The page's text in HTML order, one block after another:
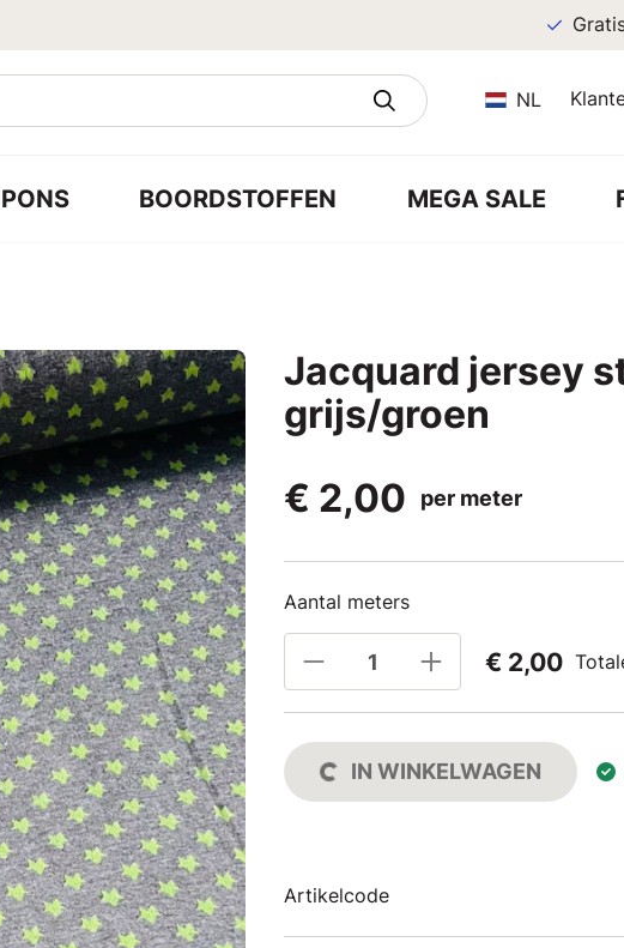
NL
BOORDSTOFFEN MEGA SALE
Jacquard jersey
grijs/groen
€ 2,00
per meter
Aantal meters
€ 2,00
IN WINKELWAGEN
Artikelcode